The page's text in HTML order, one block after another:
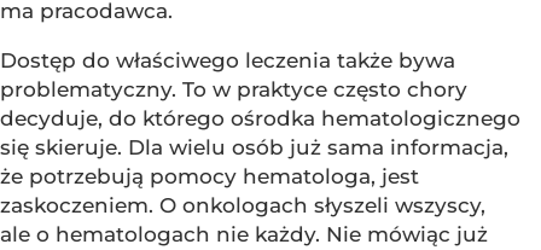
ma pracodawca.
Dostęp do właściwego leczenia także bywa
problematyczny. To w praktyce często chory
decyduje, do którego ośrodka hematologicznego
się skieruje. Dla wielu osób już sama informacja,
że potrzebują pomocy hematologa, jest
zaskoczeniem. O onkologach słyszeli wszyscy,
ale o hematologach nie każdy. Nie mówiąc już